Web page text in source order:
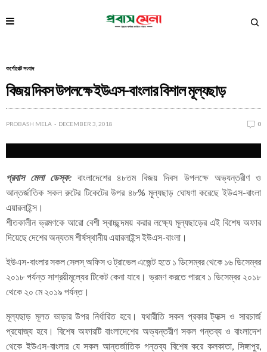
কর্পোরেট সংবাদ
বিজয় দিবস উপলক্ষে ইউএস-বাংলার বিশাল মূল্যছাড়
PROBASH MELA DECEMBER 3, 2018 0
প্রবাস মেলা ডেস্ক:বাংলাদেশের ৪৮তম বিজয় দিবস উপলক্ষে অভ্যন্তরীণ ও
আন্তর্জাতিক সকল রুটের টিকেটের উপর ৪৮% মূল্যছাড় ঘোষণা করেছে ইউএস-বাংলা
এয়ারলাইন্স।
শীতকালীন ভ্রমণকে আরো বেশী স্বাচ্ছন্দময় করার লক্ষ্যে মূল্যছাড়ের এই বিশেষ অফার
দিয়েছে দেশের অন্যতম শীর্ষস্থানীয় এয়ারলাইন্স ইউএস-বাংলা।
ইউএস-বাংলার সকল সেলস্ অফিস ও ট্রাভেল এজেন্ট হতে ১ ডিসেম্বর থেকে ১৬ ডিসেম্বর
২০১৮ পর্যন্ত সাশ্রয়ীমূল্যের টিকেট কেনা যাবে। ভ্রমণ করতে পারবে ১ ডিসেম্বর ২০১৮
থেকে ২০ মে ২০১৯ পর্যন্ত।
মূল্যছাড় মূলত ভাড়ার উপর নির্ধারিত হবে। যথারীতি সকল প্রকার ট্যাক্স ও সারচার্জ
প্রযোজ্য হবে। বিশেষ অফারটি বাংলাদেশের অভ্যন্তরীণ সকল গন্তব্য ও বাংলাদেশ
থেকে ইউএস-বাংলার যে সকল আন্তর্জাতিক গন্তব্য বিশেষ করে কলকাতা, সিঙ্গাপুর,